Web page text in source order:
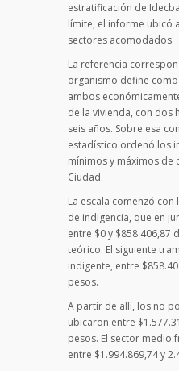
estratificación de
límite, el informe ubicó
sectores acomodados.
La referencia
organismo define
ambos
de la vivienda, con dos
seis años. Sobre esa
estadístico ordenó los
mínimos y máximos de
Ciudad.
La escala comenzó
de indigencia, que en
entre $0 y $858.406,87
teórico. El siguiente
indigente, entre
pesos.
A partir de allí, los no
ubicaron entre
pesos. El sector medio
entre $1.994.869,74 y